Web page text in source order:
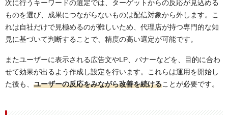
次に行うキーワードの選定では、ターゲットからの反応が見込める
ものを選び、成果につながらないものは配信対象から外します。こ
れは自社だけで見極めるのが難しいため、代理店が持つ専門的な知
見に基づいて判断することで、精度の高い選定が可能です。
またユーザーに表示される広告文やLP、バナーなどを、目的に合わ
せて効果が出るよう作成し設定を行います。これらは運用を開始し
た後も、 ユーザーの反応をみながら改善を続けることが必要です。